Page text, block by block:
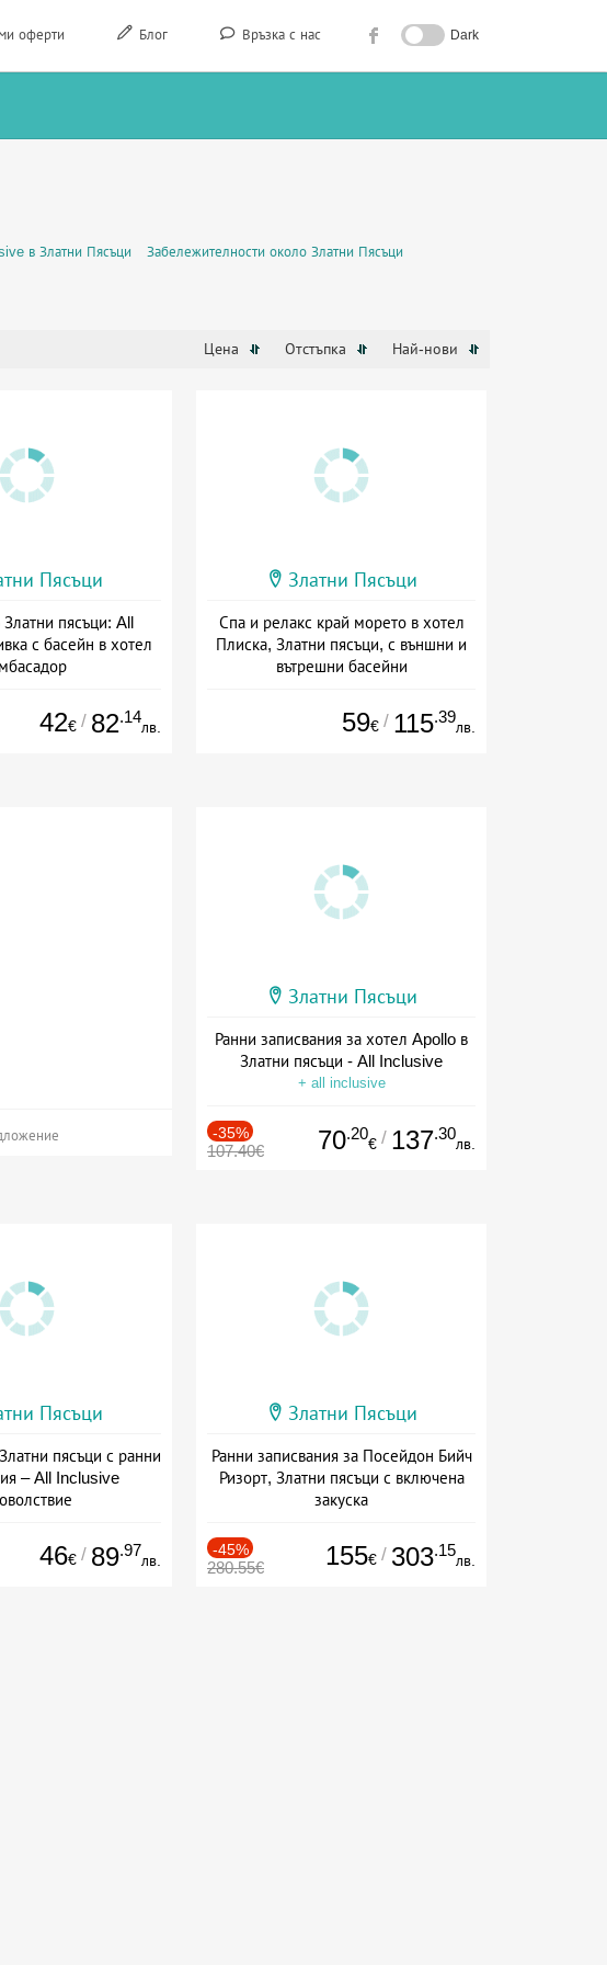
оферти Блог Връзка с нас Dark
в Златни Пясъци Забележителности около Златни Пясъци
Цена Отстъпка Най-нови
Пясъци
пясъци: All
с басейн в хотел
42€ / 82.14
лв.
Златни Пясъци
Спа и релакс край морето в хотел
Плиска, Златни пясъци, с външни и
вътрешни басейни
59€ / 115.39
лв.
Златни Пясъци
Ранни записвания за хотел Apollo в
Златни пясъци - All Inclusive
+ all inclusive
-35%
107.40€ 70.20
€ / 137.30
лв.
Пясъци
пясъци с ранни
– All Inclusive
46€ / 89.97
лв.
Златни Пясъци
Ранни записвания за Посейдон Бийч
Ризорт, Златни пясъци с включена
закуска
-45%
280.55€ 155€ / 303.15
лв.